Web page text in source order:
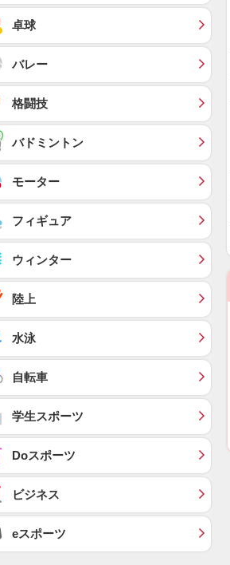
卓球
バレー
格闘技
バドミントン
モーター
フィギュア
ウィンター
陸上
水泳
自転車
学生スポーツ
Doスポーツ
ビジネス
eスポーツ